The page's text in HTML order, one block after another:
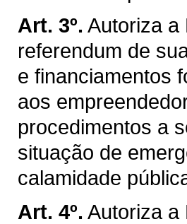
Art. 3º. Autoriza a
referendum de
e financiamentos
aos
procedimentos a
situação de
calamidade
Art. 4º. Autoriza a